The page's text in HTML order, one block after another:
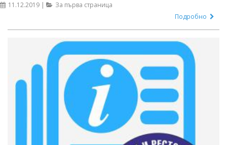
11.12.2019 |
За първа страница
Подробно